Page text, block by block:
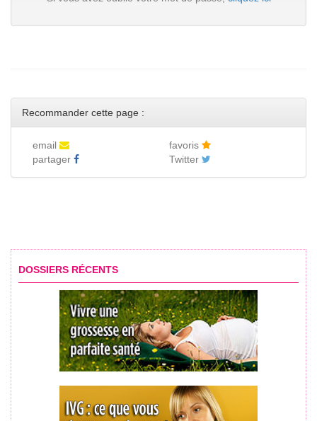
Recommander cette page :
email
favoris
partager
Twitter
DOSSIERS RÉCENTS